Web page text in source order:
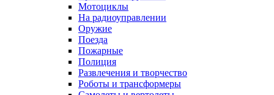
Мотоциклы
На радиоуправлении
Оружие
Поезда
Пожарные
Полиция
Развлечения и творчество
Роботы и трансформеры